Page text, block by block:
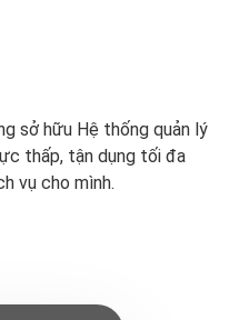
sở hữu Hệ thống quản lý
thấp, tận dụng tối đa
vụ cho mình.